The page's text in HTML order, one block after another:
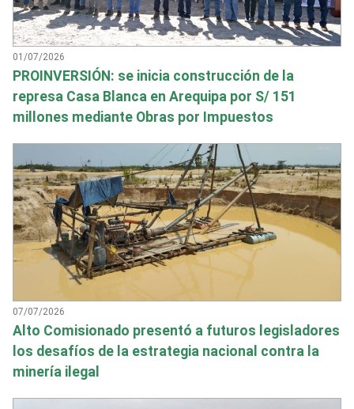
01/07/2026
PROINVERSIÓN: se inicia construcción de la
represa Casa Blanca en Arequipa por S/ 151
millones mediante Obras por Impuestos
07/07/2026
Alto Comisionado presentó a futuros legisladores
los desafíos de la estrategia nacional contra la
minería ilegal